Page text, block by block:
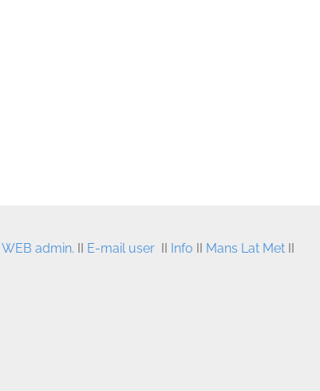
WEB admin. E-mail user Info Mans Lat Met